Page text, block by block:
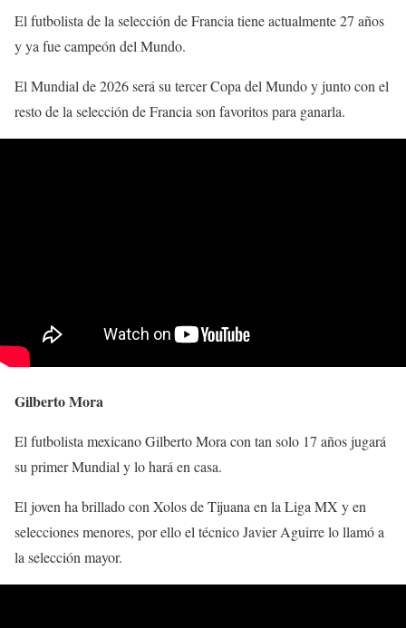
El futbolista de la selección de Francia tiene actualmente 27 años
y ya fue campeón del Mundo.
El Mundial de 2026 será su tercer Copa del Mundo y junto con el
resto de la selección de Francia son favoritos para ganarla.
Gilberto Mora
El futbolista mexicano Gilberto Mora con tan solo 17 años jugará
su primer Mundial y lo hará en casa.
El joven ha brillado con Xolos de Tijuana en la Liga MX y en
selecciones menores, por ello el técnico Javier Aguirre lo llamó a
la selección mayor.